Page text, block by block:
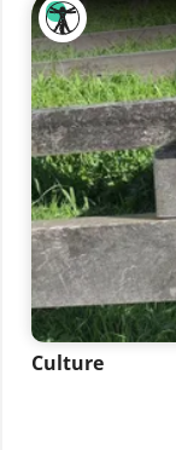
Culture